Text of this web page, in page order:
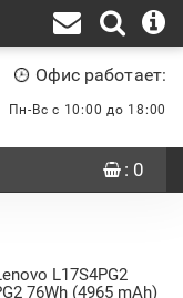
Офис работает:
Пн-Вс с 10:00 до 18:00
: 0
L17S4PG2
76Wh (4965 mAh)